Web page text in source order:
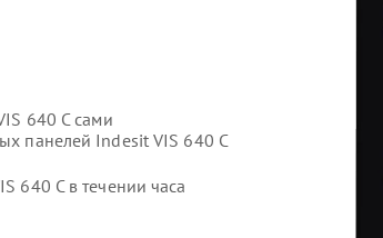
640 C сами
панелей Indesit VIS 640 C
640 C в течении часа